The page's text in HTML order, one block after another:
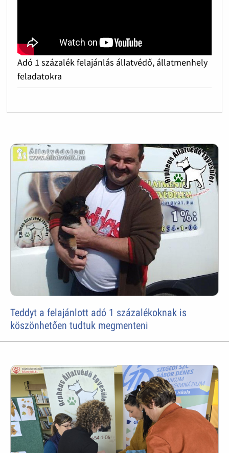
Adó 1 százalék felajánlás állatvédő, állatmenhely
feladatokra
Teddyt a felajánlott adó 1 százalékoknak is
köszönhetően tudtuk megmenteni